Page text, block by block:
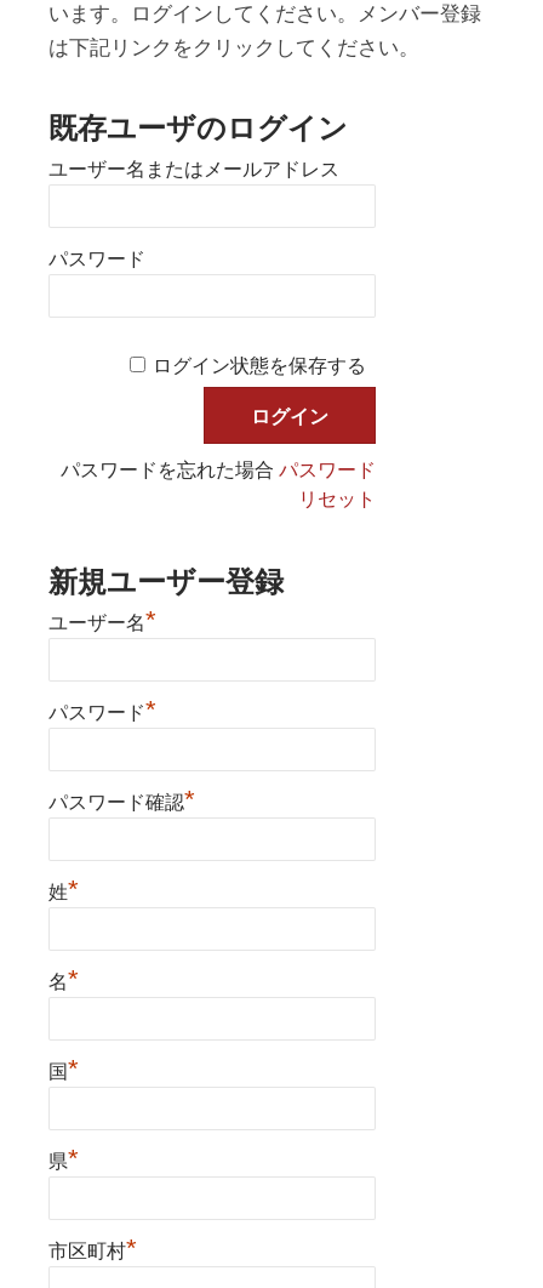
います。ログインしてください。メンバー登録
は下記リンクをクリックしてください。
既存ユーザのログイン
ユーザー名またはメールアドレス
パスワード
ログイン状態を保存する
パスワードを忘れた場合パスワード
リセット
新規ユーザー登録
ユーザー名*
パスワード*
パスワード確認*
姓*
名*
国*
県*
市区町村*